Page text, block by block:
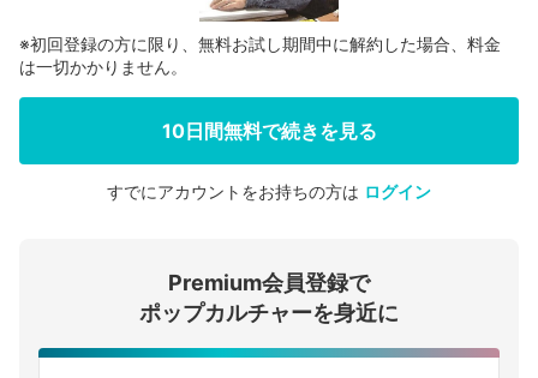
会員登録する
ログインする
※初回登録の方に限り、無料お試し期間中に解約した場合、料金
は一切かかりません。
10日間無料で続きを見る
すでにアカウントをお持ちの方は ログイン
Premium会員登録で
ポップカルチャーを身近に